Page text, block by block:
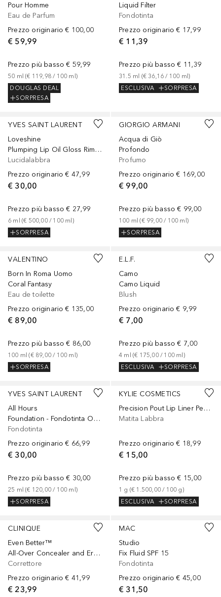
Pour Homme
Eau de Parfum
Prezzo originario € 100,00
€ 59,99
Prezzo più basso € 59,99
50 ml (€ 119,98 / 100 ml )
DOUGLAS DEAL
SORPRESA
Liquid Filter
Fondotinta
Prezzo originario € 17,99
€ 11,39
Prezzo più basso € 11,39
31.5 ml (€ 36,16 / 100 ml)
ESCLUSIVA SORPRESA
YVES SAINT LAURENT
Loveshine
Plumping Lip Oil Gloss Rimpolpante
Lucidalabbra
Prezzo originario € 47,99
€ 30,00
Prezzo più basso € 27,99
6 ml (€ 500,00 / 100 ml )
SORPRESA
+9
GIORGIO ARMANI
Acqua di Giò
Profondo
Profumo
Prezzo originario € 169,00
€ 99,00
Prezzo più basso € 99,00
100 ml (€ 99,00 / 100 ml )
SORPRESA
VALENTINO
Born In Roma Uomo
Coral Fantasy
Eau de toilette
Prezzo originario € 135,00
€ 89,00
Prezzo più basso € 86,00
100 ml (€ 89,00 / 100 ml )
SORPRESA
E.L.F.
Camo
Camo Liquid
Blush
Prezzo originario € 9,99
€ 7,00
Prezzo più basso € 7,00
4 ml (€ 175,00 / 100 ml )
ESCLUSIVA
SORPRESA
+7
YVES SAINT LAURENT
All Hours
Foundation - Fondotinta Opaco Luminoso
Fondotinta
Prezzo originario € 66,99
€ 30,00
Prezzo più basso € 30,00
25 ml (€ 120,00 / 100 ml )
SORPRESA
+19
KYLIE COSMETICS
Precision Pout Lip Liner Pencil
Matita Labbra
Prezzo originario € 18,99
€ 15,00
Prezzo più basso € 15,00
1 g (€ 1.500,00 / 100 g)
ESCLUSIVA
SORPRESA
+9
CLINIQUE
Even Better™
All-Over Concealer and Eraser
Correttore
Prezzo originario € 41,99
€ 23,99
+9
MAC
Studio
Fix Fluid SPF 15
Fondotinta
Prezzo originario € 45,00
€ 31,50
+64